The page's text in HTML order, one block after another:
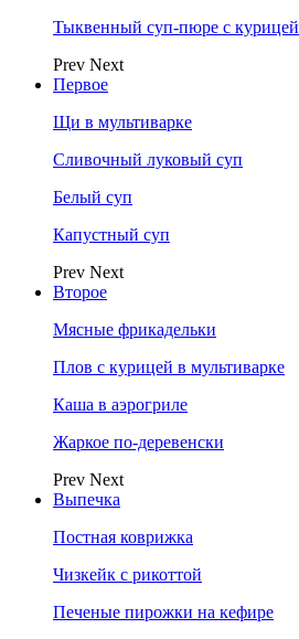
Тыквенный суп-пюре с курицей
Prev Next
Первое
Щи в мультиварке
Сливочный луковый суп
Белый суп
Капустный суп
Prev Next
Второе
Мясные фрикадельки
Плов с курицей в мультиварке
Каша в аэрогриле
Жаркое по-деревенски
Prev Next
Выпечка
Постная коврижка
Чизкейк с рикоттой
Печеные пирожки на кефире